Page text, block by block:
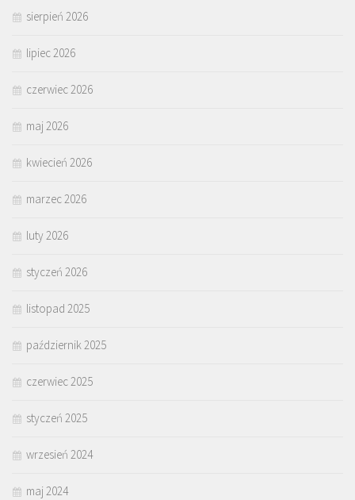
sierpień 2026
lipiec 2026
czerwiec 2026
maj 2026
kwiecień 2026
marzec 2026
luty 2026
styczeń 2026
listopad 2025
październik 2025
czerwiec 2025
styczeń 2025
wrzesień 2024
maj 2024